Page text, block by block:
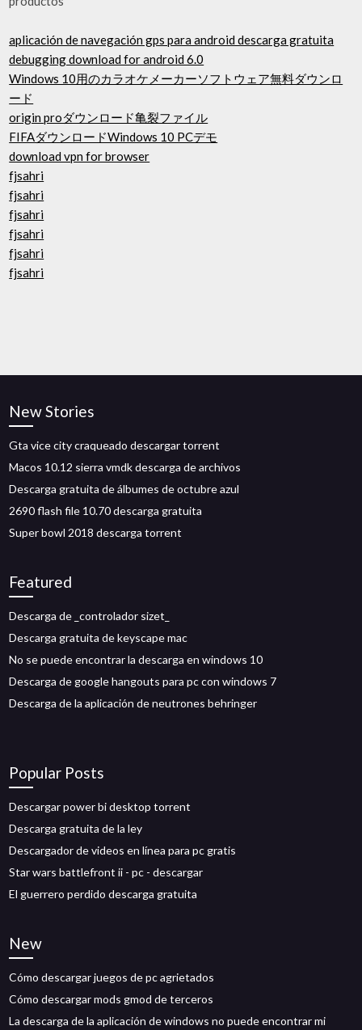
aplicación de navegación gps para android descarga gratuita
debugging download for android 6.0
Windows 10用のカラオケメーカーソフトウェア無料ダウンロ
ード
origin proダウンロード亀裂ファイル
FIFAダウンロードWindows 10 PCデモ
download vpn for browser
fjsahri
fjsahri
fjsahri
fjsahri
fjsahri
fjsahri
New Stories
Gta vice city craqueado descargar torrent
Macos 10.12 sierra vmdk descarga de archivos
Descarga gratuita de álbumes de octubre azul
2690 flash file 10.70 descarga gratuita
Super bowl 2018 descarga torrent
Featured
Descarga de _controlador sizet_
Descarga gratuita de keyscape mac
No se puede encontrar la descarga en windows 10
Descarga de google hangouts para pc con windows 7
Descarga de la aplicación de neutrones behringer
Popular Posts
Descargar power bi desktop torrent
Descarga gratuita de la ley
Descargador de videos en línea para pc gratis
Star wars battlefront ii - pc - descargar
El guerrero perdido descarga gratuita
New
Cómo descargar juegos de pc agrietados
Cómo descargar mods gmod de terceros
La descarga de la aplicación de windows no puede encontrar mi